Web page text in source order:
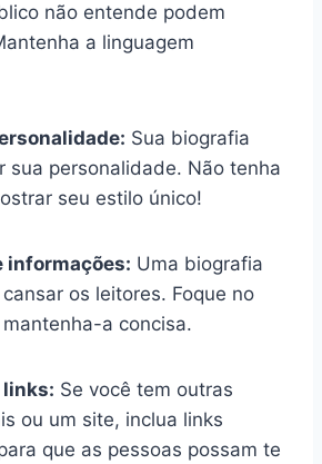
não entende podem
a linguagem
Sua biografia
sua personalidade. Não tenha
seu estilo único!
informações: Uma biografia
os leitores. Foque no
a concisa.
links: Se você tem outras
ou um site, inclua links
que as pessoas possam te